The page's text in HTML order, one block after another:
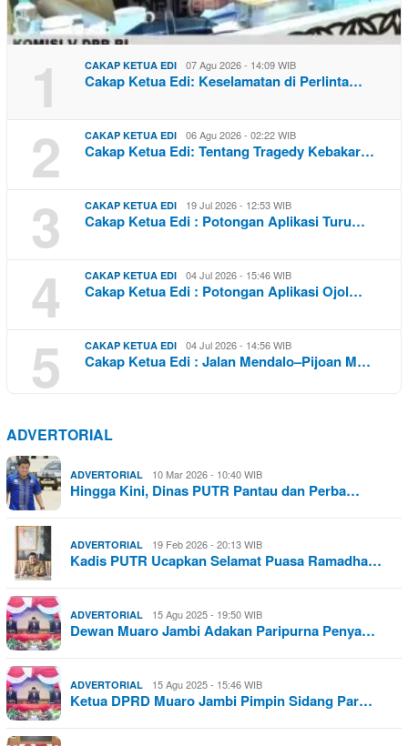
1 CAKAP KETUA EDI 07 Agu 2026 - 14:09 WIB
Cakap Ketua Edi: Keselamatan di Perlinta…
2 CAKAP KETUA EDI 06 Agu 2026 - 02:22 WIB
Cakap Ketua Edi: Tentang Tragedy Kebakar…
3 CAKAP KETUA EDI 19 Jul 2026 - 12:53 WIB
Cakap Ketua Edi : Potongan Aplikasi Turu…
4 CAKAP KETUA EDI 04 Jul 2026 - 15:46 WIB
Cakap Ketua Edi : Potongan Aplikasi Ojol…
5 CAKAP KETUA EDI 04 Jul 2026 - 14:56 WIB
Cakap Ketua Edi : Jalan Mendalo–Pijoan M…
ADVERTORIAL
ADVERTORIAL 10 Mar 2026 - 10:40 WIB
Hingga Kini, Dinas PUTR Pantau dan Perba…
ADVERTORIAL 19 Feb 2026 - 20:13 WIB
Kadis PUTR Ucapkan Selamat Puasa Ramadha…
ADVERTORIAL 15 Agu 2025 - 19:50 WIB
Dewan Muaro Jambi Adakan Paripurna Penya…
ADVERTORIAL 15 Agu 2025 - 15:46 WIB
Ketua DPRD Muaro Jambi Pimpin Sidang Par…